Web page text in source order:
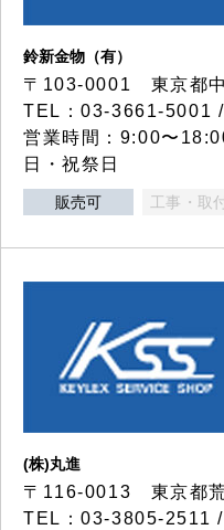
鈴新金物（有）
〒103-0001 東京都
TEL：03-3661-5001
営業時間：9:00〜
日・祝祭日
販売可 工事・取
(株)丸進
〒116-0013 東京都
TEL：03-3805-2511